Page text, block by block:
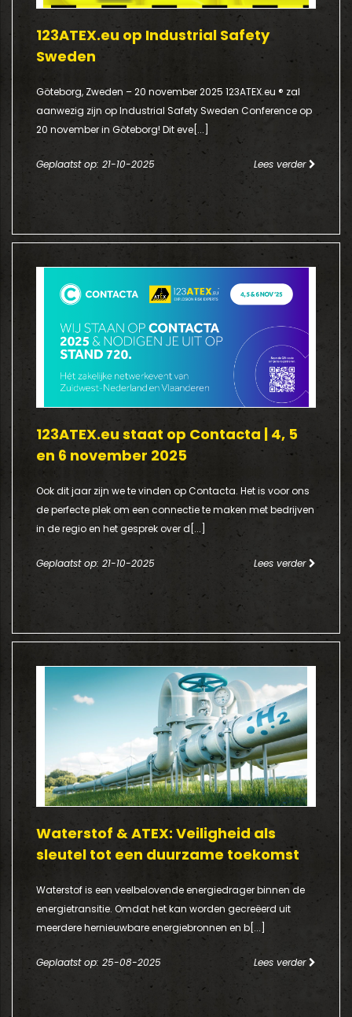
123ATEX.eu op Industrial Safety
Sweden
Göteborg, Zweden – 20 november 2025 123ATEX.eu ® zal
aanwezig zijn op Industrial Safety Sweden Conference op
20 november in Göteborg! Dit eve[...]
Geplaatst op: 21-10-2025 Lees verder
123ATEX.eu staat op Contacta | 4, 5
en 6 november 2025
Ook dit jaar zijn we te vinden op Contacta. Het is voor ons
de perfecte plek om een connectie te maken met bedrijven
in de regio en het gesprek over d[...]
Geplaatst op: 21-10-2025 Lees verder
Waterstof & ATEX: Veiligheid als
sleutel tot een duurzame toekomst
Waterstof is een veelbelovende energiedrager binnen de
energietransitie. Omdat het kan worden gecreëerd uit
meerdere hernieuwbare energiebronnen en b[...]
Geplaatst op: 25-08-2025 Lees verder